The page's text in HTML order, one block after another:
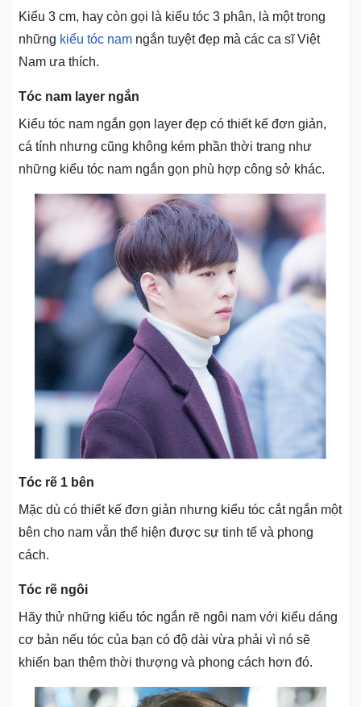
Kiểu 3 cm, hay còn gọi là kiểu tóc 3 phân, là một trong
những kiểu tóc nam ngắn tuyệt đẹp mà các ca sĩ Việt
Nam ưa thích.
Tóc nam layer ngắn
Kiểu tóc nam ngắn gọn layer đẹp có thiết kế đơn giản,
cá tính nhưng cũng không kém phần thời trang như
những kiểu tóc nam ngắn gọn phù hợp công sở khác.
Tóc rẽ 1 bên
Mặc dù có thiết kế đơn giản nhưng kiểu tóc cắt ngắn một
bên cho nam vẫn thể hiện được sự tinh tế và phong
cách.
Tóc rẽ ngôi
Hãy thử những kiểu tóc ngắn rẽ ngôi nam với kiểu dáng
cơ bản nếu tóc của bạn có độ dài vừa phải vì nó sẽ
khiến bạn thêm thời thượng và phong cách hơn đó.